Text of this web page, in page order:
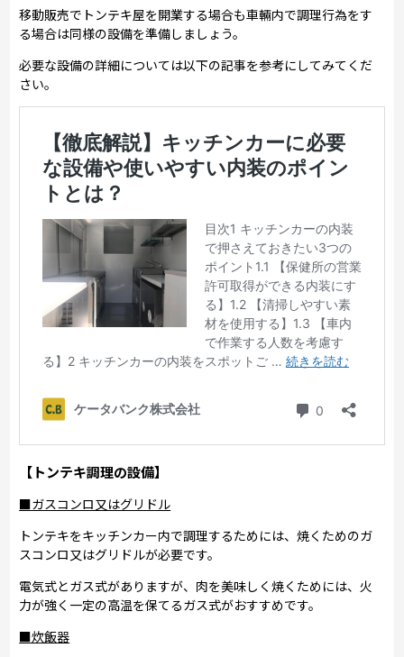
移動販売でトンテキ屋を開業する場合も車輛内で調理行為をす
る場合は同様の設備を準備しましょう。
必要な設備の詳細については以下の記事を参考にしてみてくだ
さい。
【トンテキ調理の設備】
■ガスコンロ又はグリドル
トンテキをキッチンカー内で調理するためには、焼くためのガ
スコンロ又はグリドルが必要です。
電気式とガス式がありますが、肉を美味しく焼くためには、火
力が強く一定の高温を保てるガス式がおすすめです。
■炊飯器